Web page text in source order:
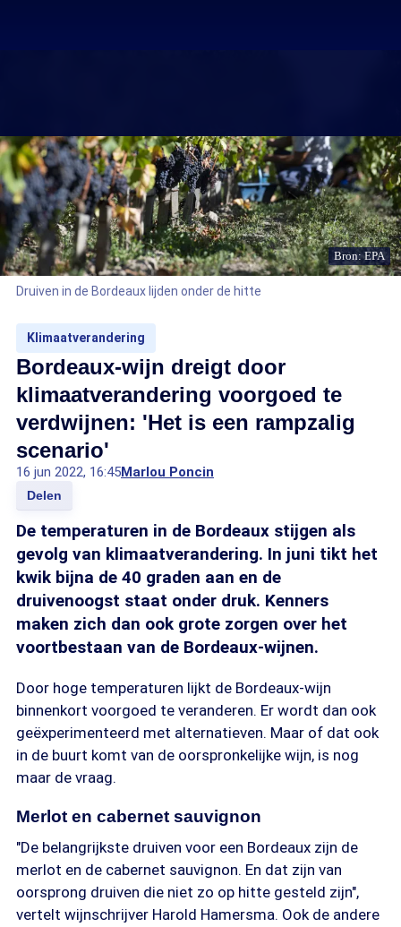
Bron: EPA
Druiven in de Bordeaux lijden onder de hitte
Klimaatverandering
Bordeaux-wijn dreigt door
klimaatverandering voorgoed te
verdwijnen: 'Het is een rampzalig
scenario'
16 jun 2022, 16:45Marlou Poncin
Delen
De temperaturen in de Bordeaux stijgen als
gevolg van klimaatverandering. In juni tikt het
kwik bijna de 40 graden aan en de
druivenoogst staat onder druk. Kenners
maken zich dan ook grote zorgen over het
voortbestaan van de Bordeaux-wijnen.
Door hoge temperaturen lijkt de Bordeaux-wijn
binnenkort voorgoed te veranderen. Er wordt dan ook
geëxperimenteerd met alternatieven. Maar of dat ook
in de buurt komt van de oorspronkelijke wijn, is nog
maar de vraag.
Merlot en cabernet sauvignon
"De belangrijkste druiven voor een Bordeaux zijn de
merlot en de cabernet sauvignon. En dat zijn van
oorsprong druiven die niet zo op hitte gesteld zijn",
vertelt wijnschrijver Harold Hamersma. Ook de andere